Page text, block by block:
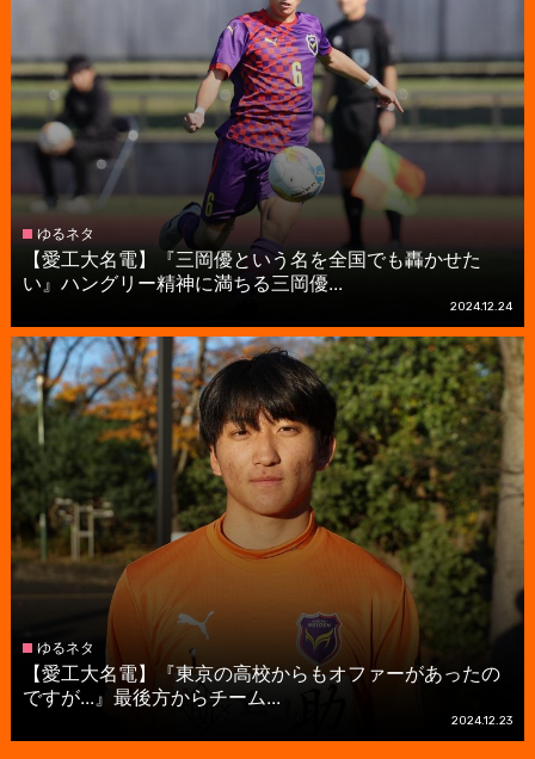
ゆるネタ
【愛工大名電】『三岡優という名を全国でも轟かせた
い』ハングリー精神に満ちる三岡優...
2024.12.24
ゆるネタ
【愛工大名電】『東京の高校からもオファーがあったの
ですが...』最後方からチーム...
2024.12.23